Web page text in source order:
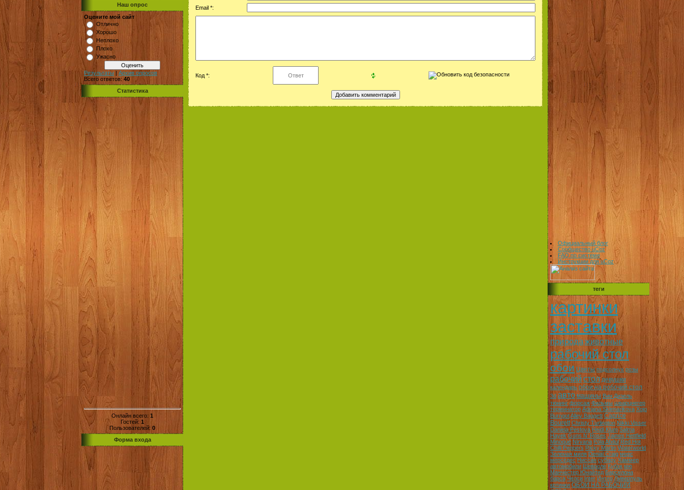
Наш опрос
Оцените мой сайт
Отлично
Хорошо
Неплохо
Плохо
Ужасно
Результаты | Архив опросов
Всего ответов: 40
Статистика
Онлайн всего: 1
Гостей: 1
Пользователей: 0
Форма входа
Email *:
Код *:
Официальный блог
Сообщество uCoz
FAQ по системе
Инструкции для uCoz
теги
картинки
заставки
природаживотные
рабочий стол
обои Цветы подсолнух розы
рабочий стол девушки
календарь обои на робочий стол
3d авто машины Вин Дизель
тюнинг форсаж Фильмы шварцнегер
терминатор Adriana Sklenarikova Xojo
BurngotAlley Baggett Caprice
Bourett Christy Turlington Nikki Visser
Daniela Pestova Heidi Klum Salma
Hayek Guns N' Roses James Hettfield
Minoque Nirvana Pola Abdul Red Hot
Chilli Peppers Ricky Martin Waterworld
Зеленая миля Denial Craig мерс
мерседес Ниссан субару Хаммер
автомобили Шевроле Кубок мю
Манчестер Юнайтед Барселона
барса Челси Inter Интер Ливерпуль
кртинки ОБОИ НА РАБОЧИЙ